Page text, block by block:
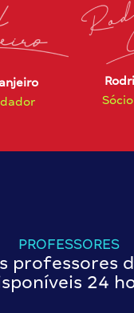
PROFESSORES
professores
24